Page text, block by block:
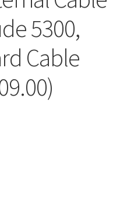
5300,
Cable